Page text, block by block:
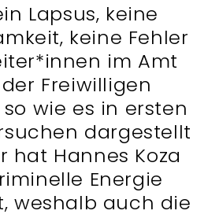
Lapsus, keine
keine Fehler
im Amt
Freiwilligen
wie es in ersten
dargestellt
hat Hannes Koza
Energie
weshalb auch die